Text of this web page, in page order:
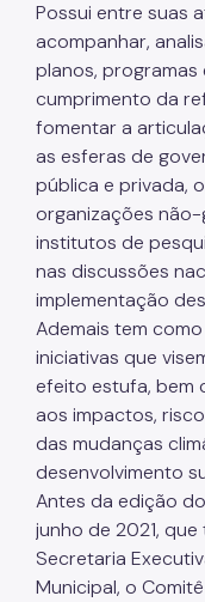
Possui entre suas
acompanhar,
planos, programas
cumprimento da
fomentar a
as esferas de
pública e privada,
organizações não-
institutos de
nas discussões
implementação
Ademais tem
iniciativas que
efeito estufa, bem
aos impactos,
das mudanças
desenvolvimento
Antes da edição
junho de 2021,
Secretaria
Municipal, o